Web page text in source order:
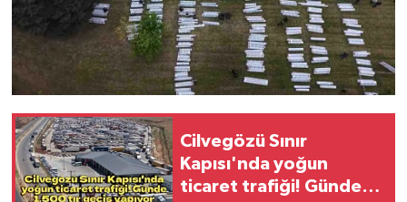
Cilvegözü Sınır
Kapısı'nda yoğun
ticaret trafiği! Günde